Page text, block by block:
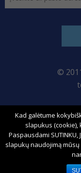
©
Kad galėtume
slapukus (cookie),
Paspausdami
slapukų naudojimą